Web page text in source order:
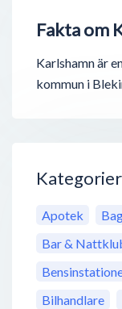
Fakta om
Karlshamn är
kommun i
Apotek
Bar &
Bilhandlare